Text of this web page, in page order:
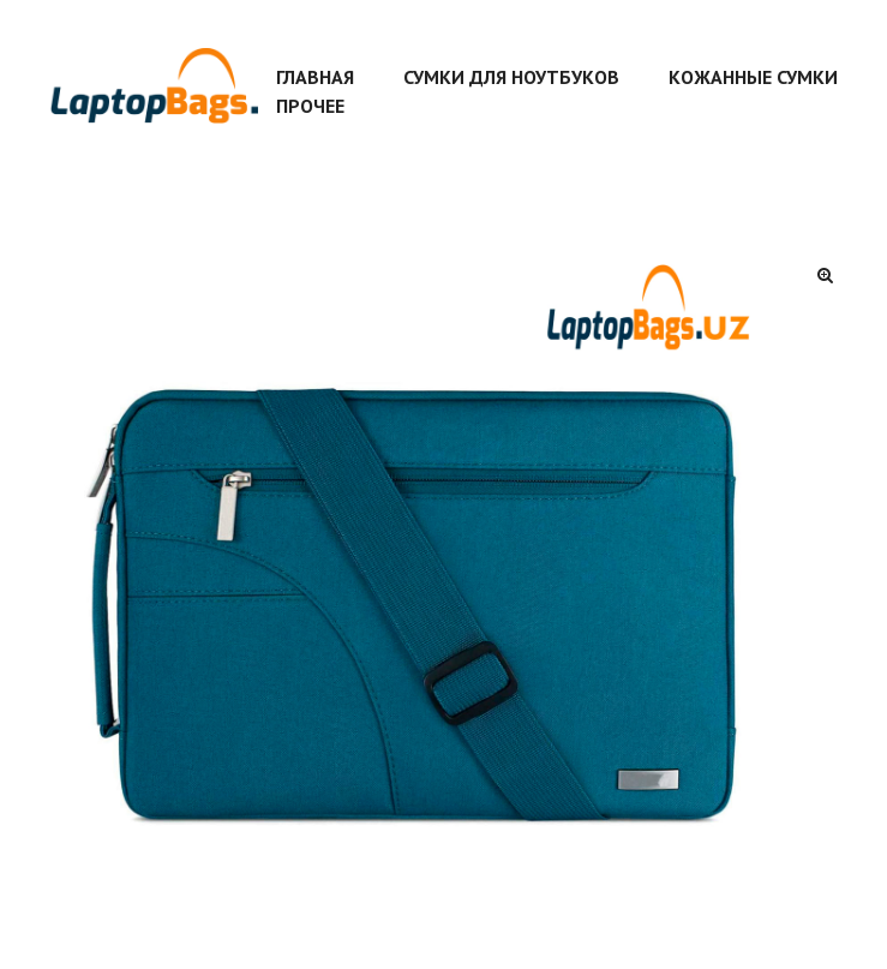
ГЛАВНАЯ СУМКИ ДЛЯ НОУТБУКОВ КОЖАННЫЕ СУМКИ
ПРОЧЕЕ